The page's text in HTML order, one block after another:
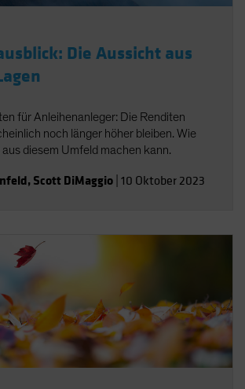
Die Aussicht aus
für Anleihenanleger: Die Renditen
noch länger höher bleiben. Wie
diesem Umfeld machen kann.
, Scott DiMaggio 10 Oktober 2023